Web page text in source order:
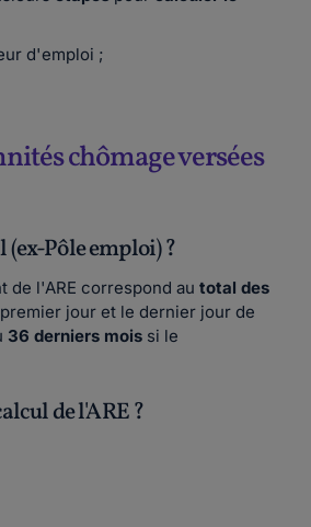
d'emploi ;
chômage versées
Pôle emploi) ?
de l'ARE correspond autotal des
jour et le dernier jour de
36 derniers mois si le
de l'ARE ?